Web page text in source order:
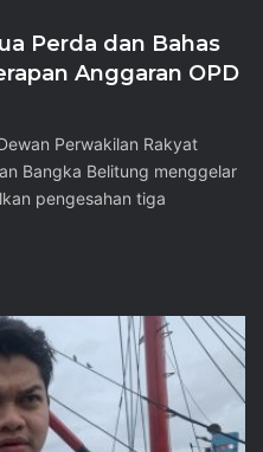
Perda dan Bahas
Anggaran OPD
Perwakilan Rakyat
Bangka Belitung menggelar
pengesahan tiga